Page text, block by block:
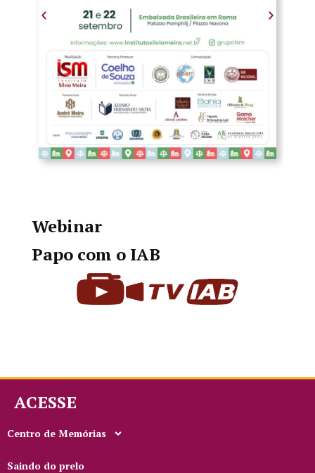
Webinar
Papo com o IAB
ACESSE
Centro de Memórias
Saindo do prelo